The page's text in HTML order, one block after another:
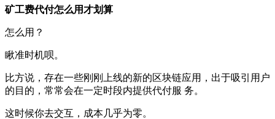
矿工费代付怎么用才划算
怎么用？
瞅准时机呗。
比方说，存在一些刚刚上线的新的区块链应用，出于吸引用户
的目的，常常会在一定时段内提供代付服 务。
这时候你去交互，成本几乎为零。